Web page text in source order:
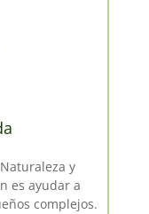
y
es ayudar a
complejos.